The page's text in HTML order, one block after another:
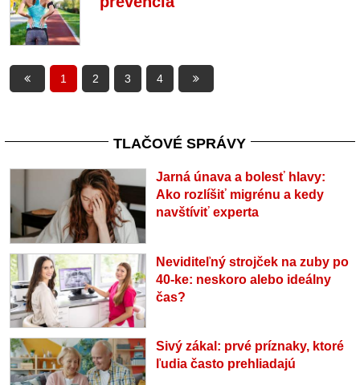
1 2 3 4
TLAČOVÉ SPRÁVY
Jarná únava a bolesť hlavy:
Ako rozlíšiť migrénu a kedy
navštíviť experta
Neviditeľný strojček na zuby po
40-ke: neskoro alebo ideálny
čas?
Sivý zákal: prvé príznaky, ktoré
ľudia často prehliadajú